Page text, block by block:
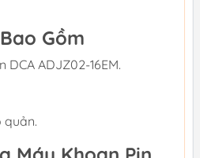
Gồm
DCA ADJZ02-16EM.
quản.